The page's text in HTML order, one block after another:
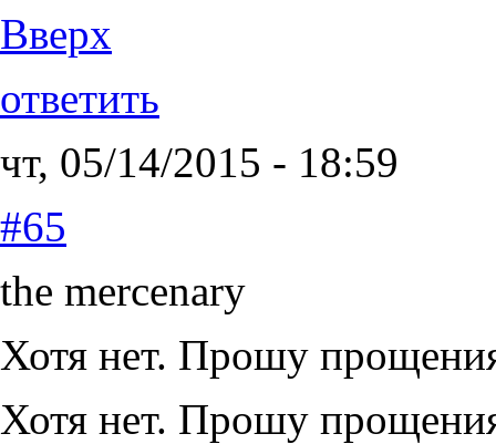
Вверх
ответить
чт, 05/14/2015 - 18:59
#65
the mercenary
Хотя нет. Прошу
Хотя нет. Прошу